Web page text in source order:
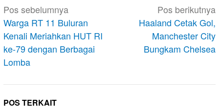
Navigasi
pos
Pos sebelumnya
Warga RT 11 Buluran
Kenali Meriahkan HUT RI
ke-79 dengan Berbagai
Lomba
Pos berikutnya
Haaland Cetak Gol,
Manchester City
Bungkam Chelsea
POS TERKAIT